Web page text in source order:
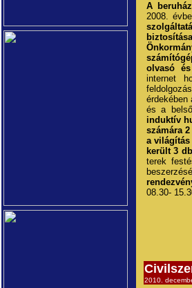
A
2008.
olvasó
internet
és a
induktív
számára
a
került 3
terek
08.30-
2010.